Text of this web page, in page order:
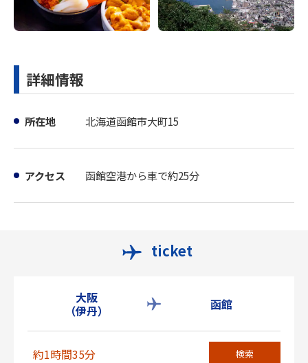
詳細情報
所在地 北海道函館市大町15
アクセス 函館空港から車で約25分
ticket
大阪
（伊丹）
函館
約1時間35分 検索